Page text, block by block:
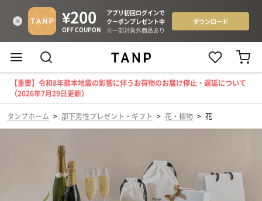
【重要】令和8年熊本地震の影響に伴うお荷物のお届け停止・遅延について
（2026年7月29日更新）
タンプホーム > 部下男性プレゼント・ギフト > 花・植物 > 花